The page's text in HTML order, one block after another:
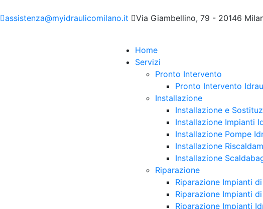
assistenza@myidraulicomilano.it Via Giambellino, 79 - 20146
Home
Servizi
Pronto Intervento
Pronto Intervento
Installazione
Installazione e
Installazione Impianti
Installazione Pompe
Installazione
Installazione
Riparazione
Riparazione Impianti
Riparazione Impianti
Riparazione Impianti